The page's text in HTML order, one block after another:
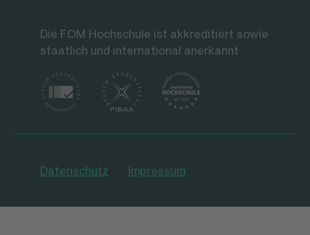
Die FOM Hochschule ist akkreditiert sowie
staatlich und international anerkannt
Datenschutz Impressum